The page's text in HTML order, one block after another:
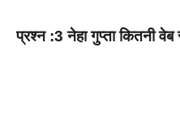
प्रश्न :3 नेहा गुप्ता कितनी